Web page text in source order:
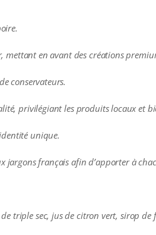
mettant en avant des créations
conservateurs.
privilégiant les produits locaux et
unique.
jargons français afin d’apporter à
triple sec, jus de citron vert, sirop